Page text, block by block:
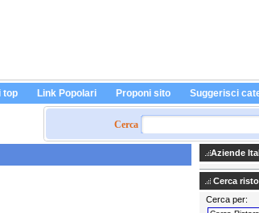
top Link Popolari Proponi sito Suggerisci
Cerca
Aziende
Cerca
Cerca per: